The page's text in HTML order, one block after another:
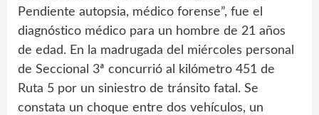
Pendiente autopsia, médico forense”, fue el
diagnóstico médico para un hombre de 21 años
de edad. En la madrugada del miércoles personal
de Seccional 3ª concurrió al kilómetro 451 de
Ruta 5 por un siniestro de tránsito fatal. Se
constata un choque entre dos vehículos, un